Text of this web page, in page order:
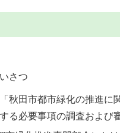
さつ
秋田市都市緑化の推進に
る必要事項の調査および